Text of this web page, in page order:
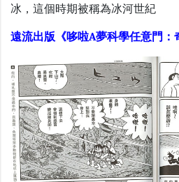
冰，這個時期被稱為冰河世紀
遠流出版《哆啦A夢科學任意門：